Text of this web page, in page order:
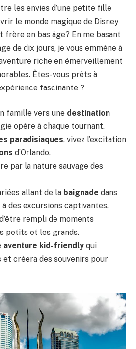
les envies d’une petite fille
le monde magique de Disney
en bas âge? En me basant
de dix jours, je vous emmène à
riche en émerveillement
Êtes-vous prêts à
fascinante ?
famille vers une destination
opère à chaque tournant.
paradisiaques, vivez l’excitation
d’Orlando,
par la nature sauvage des
allant de la baignade dans
des excursions captivantes,
rempli de moments
petits et les grands.
aventure kid-friendly qui
et créera des souvenirs pour